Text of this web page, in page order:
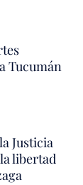
Tucumán
Justicia
libertad